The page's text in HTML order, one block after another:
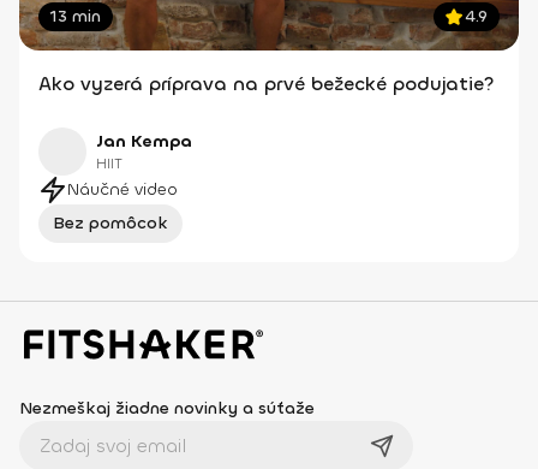
13 min 4.9
Ako vyzerá príprava na prvé bežecké podujatie?
Jan Kempa
HIIT
Náučné video
Bez pomôcok
Nezmeškaj žiadne novinky a súťaže